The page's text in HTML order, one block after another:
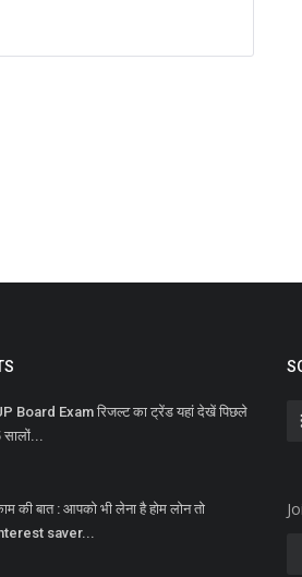
Board Exam रिजल्ट का ट्रेंड यहां देखें पिछले
सालों...
की बात : आपको भी लेना है होम लोन तो
saver...